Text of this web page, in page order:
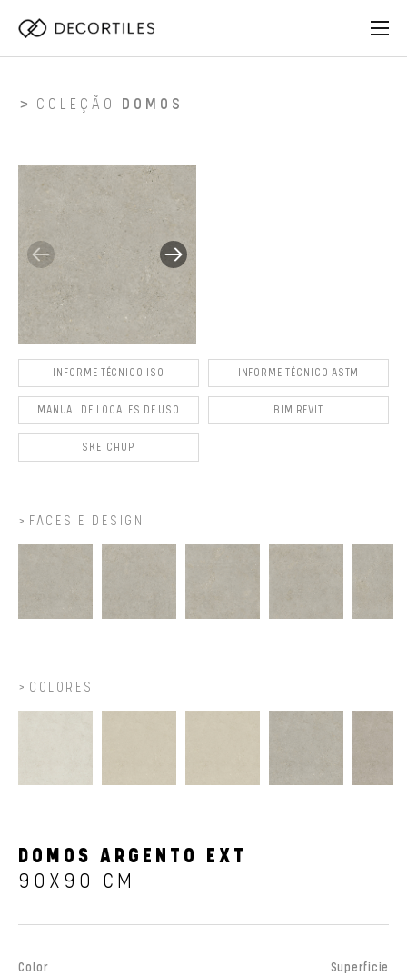
COLEÇÃO DOMOS
INFORME TÉCNICO ISO INFORME TÉCNICO ASTM
MANUAL DE LOCALES DE USO BIM REVIT
SKETCHUP
FACES E DESIGN
COLORES
DOMOS ARGENTO EXT
90X90 CM
Color
Superficie